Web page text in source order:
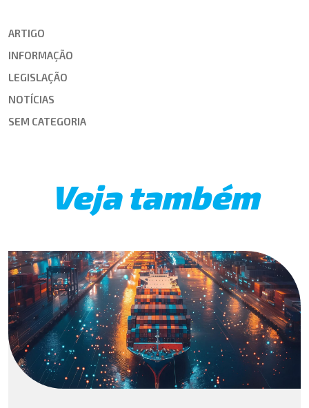
ARTIGO
INFORMAÇÃO
LEGISLAÇÃO
NOTÍCIAS
SEM CATEGORIA
Veja também